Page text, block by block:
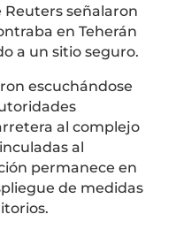
Reutersseñalaron
en Teherán
a un sitio seguro.
escuchándose
al complejo
al
permanece en
de medidas